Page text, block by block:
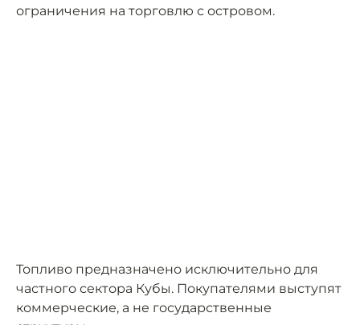
ограничения на торговлю с островом.
Топливо предназначено исключительно для
частного сектора Кубы. Покупателями выступят
коммерческие, а не государственные